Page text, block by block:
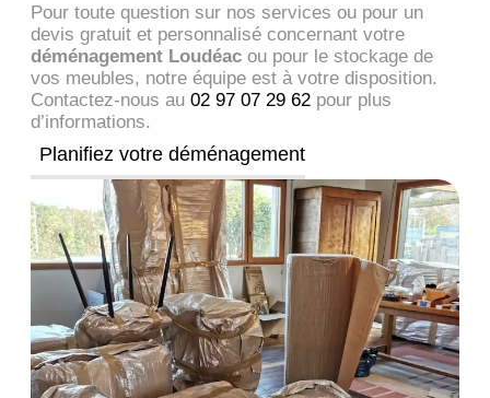
Pour toute question sur nos services ou pour un
devis gratuit et personnalisé concernant votre
déménagement Loudéac ou pour le stockage de
vos meubles, notre équipe est à votre disposition.
Contactez-nous au 02 97 07 29 62 pour plus
d’informations.
Planifiez votre déménagement